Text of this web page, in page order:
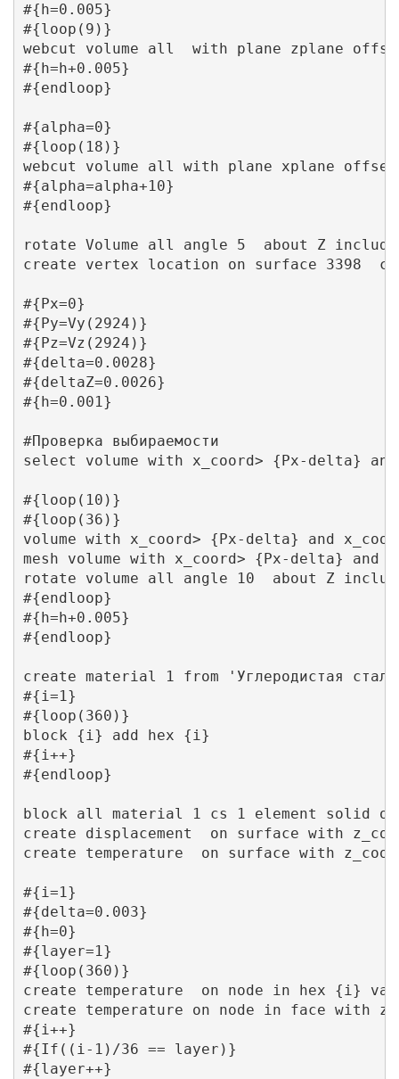
#{h=0.005}
#{loop(9)}
webcut volume all  with plane zplane
#{h=h+0.005}
#{endloop}
#{alpha=0}
#{loop(18)}
webcut volume all with plane xplane
#{alpha=alpha+10}
#{endloop}
rotate Volume all angle 5  about Z
create vertex location on surface 3398
#{Px=0}
#{Py=Vy(2924)}
#{Pz=Vz(2924)}
#{delta=0.0028}
#{deltaZ=0.0026}
#{h=0.001}
#Проверка выбираемости
select volume with x_coord> {Px-delta}
#{loop(10)}
#{loop(36)}
volume with x_coord> {Px-delta} and
mesh volume with x_coord> {Px-delta} and
rotate volume all angle 10  about Z
#{endloop}
#{h=h+0.005}
#{endloop}
create material 1 from 'Углеродистая
#{i=1}
#{loop(360)}
block {i} add hex {i}
#{i++}
#{endloop}
block all material 1 cs 1 element solid
create displacement  on surface with
create temperature  on surface with
#{i=1}
#{delta=0.003}
#{h=0}
#{layer=1}
#{loop(360)}
create temperature  on node in hex {i}
create temperature on node in face with
#{i++}
#{If((i-1)/36 == layer)}
#{layer++}